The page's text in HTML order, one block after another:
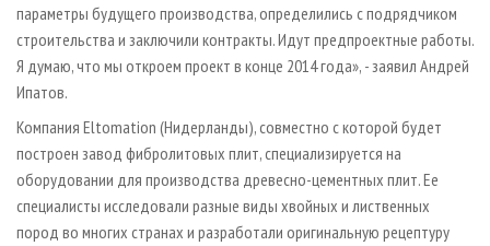
параметры будущего производства, определились с подрядчиком
строительства и заключили контракты. Идут предпроектные работы.
Я думаю, что мы откроем проект в конце 2014 года», - заявил Андрей
Ипатов.
Компания Eltomation (Нидерланды), совместно с которой будет
построен завод фибролитовых плит, специализируется на
оборудовании для производства древесно-цементных плит. Ее
специалисты исследовали разные виды хвойных и лиственных
пород во многих странах и разработали оригинальную рецептуру